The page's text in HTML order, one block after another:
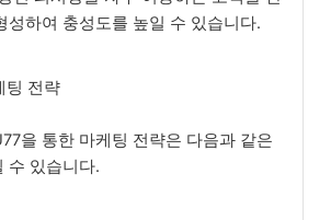
성하여 충성도를 높일 수 있습니다.
팅 전략
을 통한 마케팅 전략은 다음과 같은
수 있습니다.